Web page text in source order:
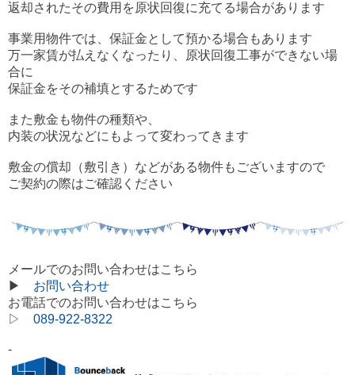
返却されたその費用を原状回復に充てる場合があります
事業用物件では、 保証金として預かる場合もあります
万一家賃が払えなくなったり、原状回復工事ができない場
合に
保証金をその補填とするためです
また敷金も物件の種類や、
内装の状況などにもよって変わってきます
敷金の償却（敷引き）などがある物件もございますので
ご契約の際はご確認ください
メールでのお問い合わせはこちら
▶ お問い合わせ
お電話でのお問い合わせはこちら
▷ 089-922-8322
-